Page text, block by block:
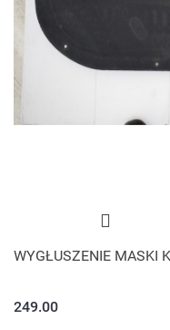
WYGŁUSZENIE MASKI
249.00